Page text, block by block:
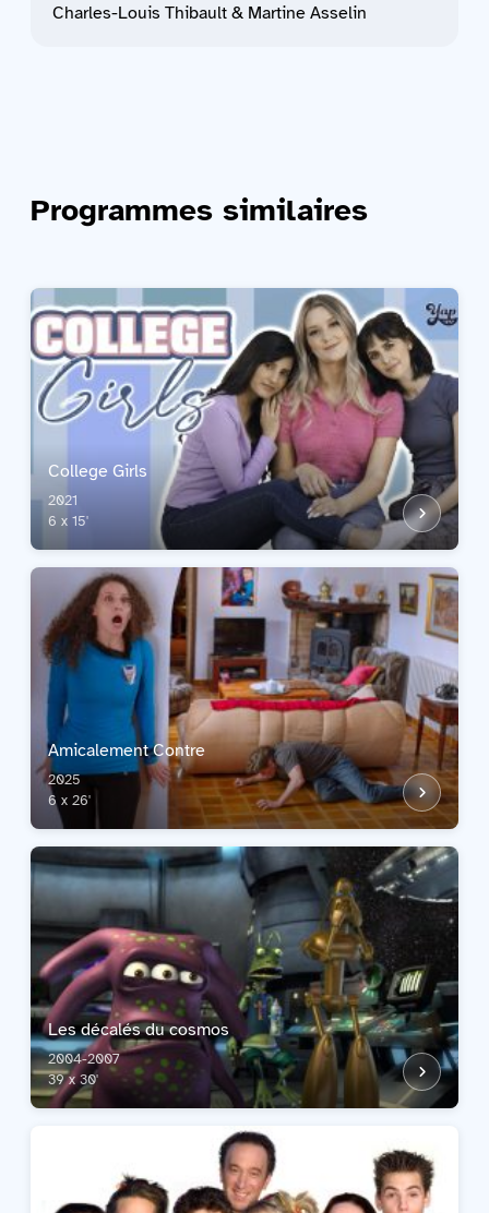
Charles-Louis Thibault & Martine Asselin
Programmes similaires
College Girls
2021
6 x 15'
Amicalement Contre
2025
6 x 26'
Les décalés du cosmos
2004-2007
39 x 30'